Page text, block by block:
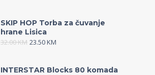
SKIP HOP Torba za čuvanje
hrane Lisica
32.00KM 23.50KM
INTERSTAR Blocks 80 komada